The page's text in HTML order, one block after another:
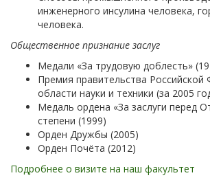
инженерного инсулина человека,
человека.
Общественное признание заслуг
Медали «За трудовую доблесть»
Премия правительства Российской
области науки и техники (за 2005
Медаль ордена «За заслуги перед
степени (1999)
Орден Дружбы (2005)
Орден Почёта (2012)
Подробнее о визите на наш факультет